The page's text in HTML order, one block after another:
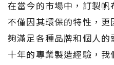
在當今的市場中，訂製帆
不僅因其環保的特性，
夠滿足各種品牌和個人的
十年的專業製造經驗，